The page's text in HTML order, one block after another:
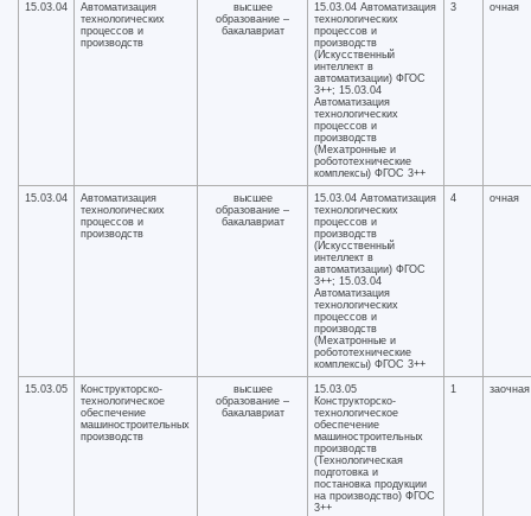
15.03.04
Автоматизация
технологических
процессов и
производств
высшее
образование –
бакалавриат
15.03.04 Автоматизация
технологических
процессов и
производств
(Искусственный
интеллект в
автоматизации) ФГОС
3++; 15.03.04
Автоматизация
технологических
процессов и
производств
(Мехатронные и
робототехнические
комплексы) ФГОС 3++
3 очная
15.03.04
Автоматизация
технологических
процессов и
производств
высшее
образование –
бакалавриат
15.03.04 Автоматизация
технологических
процессов и
производств
(Искусственный
интеллект в
автоматизации) ФГОС
3++; 15.03.04
Автоматизация
технологических
процессов и
производств
(Мехатронные и
робототехнические
комплексы) ФГОС 3++
4 очная
15.03.05
Конструкторско-
технологическое
обеспечение
машиностроительных
производств
высшее
образование –
бакалавриат
15.03.05
Конструкторско-
технологическое
обеспечение
машиностроительных
производств
(Технологическая
подготовка и
постановка продукции
на производство) ФГОС
3++
1 заочная